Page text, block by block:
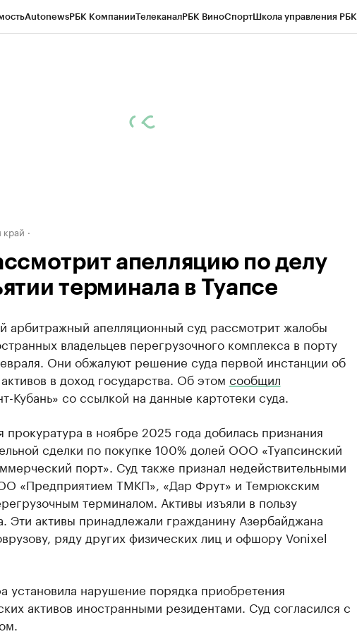
AutonewsРБК КомпанииТелеканалРБК ВиноСпортШкола управления РБК
край
апелляцию по делу
терминала в Туапсе
арбитражный апелляционный суд рассмотрит жалобы
владельцев перегрузочного комплекса в порту
Они обжалуют решение суда первой инстанции об
в доход государства. Об этом сообщил
Кубань» со ссылкой на данные картотеки суда.
прокуратура в ноябре 2025 года добилась признания
сделки по покупке 100% долей ООО «Туапсинский
порт». Суд также признал недействительными
«Предприятием ТМКП», «Дар Фрут» и Темрюкским
терминалом. Активы изъяли в пользу
Эти активы принадлежали гражданину Азербайджана
ряду других физических лиц и офшору Vonixel
установила нарушение порядка приобретения
активов иностранными резидентами. Суд согласился с